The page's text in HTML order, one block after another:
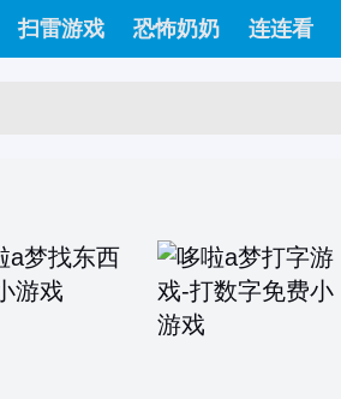
扫雷游戏 恐怖奶奶 连连看